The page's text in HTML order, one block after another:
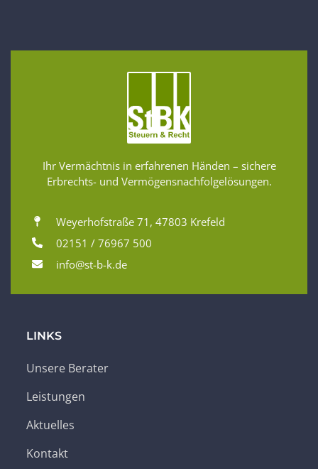
Ihr Vermächtnis in erfahrenen Händen – sichere
Erbrechts- und Vermögensnachfolgelösungen.
Weyerhofstraße 71, 47803 Krefeld
02151 / 76967 500
info@st-b-k.de
LINKS
Unsere Berater
Leistungen
Aktuelles
Kontakt